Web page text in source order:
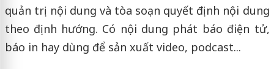
quản trị nội dung và tòa soạn quyết định nội dung
theo định hướng. Có nội dung phát báo điện tử,
báo in hay dùng để sản xuất video, podcast...